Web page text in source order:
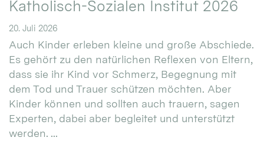
Katholisch-Sozialen Institut 2026
20. Juli 2026
Auch Kinder erleben kleine und große Abschiede.
Es gehört zu den natürlichen Reflexen von Eltern,
dass sie ihr Kind vor Schmerz, Begegnung mit
dem Tod und Trauer schützen möchten. Aber
Kinder können und sollten auch trauern, sagen
Experten, dabei aber begleitet und unterstützt
werden. ...